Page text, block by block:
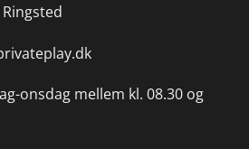
onsdag mellem kl. 08.30 og